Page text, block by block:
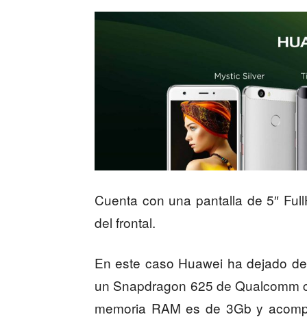
Cuenta con una pantalla de 5″
del frontal.
En este caso Huawei ha dejado
un Snapdragon 625 de
memoria RAM es de 3Gb y